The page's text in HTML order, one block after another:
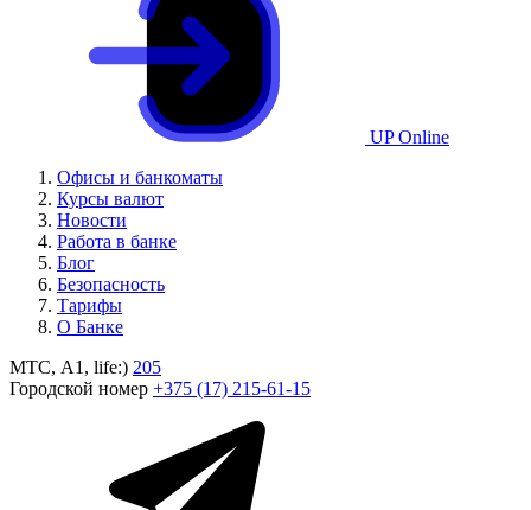
UP Online
Офисы и банкоматы
Курсы валют
Новости
Работа в банке
Блог
Безопасность
Тарифы
О Банке
МТС, A1, life:) 205
Городской номер +375 (17) 215-61-15